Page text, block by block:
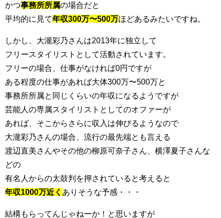
かつ事務所所属の場合だと
平均的に見て年収300万〜500万ほどあるみたいですね。
しかし、大瀧彩乃さんは2013年に独立して
フリースタイリストとして活動されています。
フリーの場合、仕事がなければ0円ですが
ある程度の仕事があれば大体300万〜500万と
事務所所属と同じくらいの年収になるようですが
芸能人の専属スタイリストとしてのオファーが
あれば、そこからさらに収入は伸びるようなので
大瀧彩乃さんの場合、流行の最先端とも言える
渡辺直美さんやその他の柳原可奈子さん、横澤夏子さんな
どの
有名人からの太鼓判を押されていると考えると
年収1000万近く ありそうな予感・・・
結構もらってんじゃねーか！と思いますが